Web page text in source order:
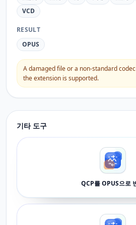
VCD
RESULT
OPUS
A damaged file or a non-standard
the extension is supported.
기타 도구
QCP를 OPUS으로